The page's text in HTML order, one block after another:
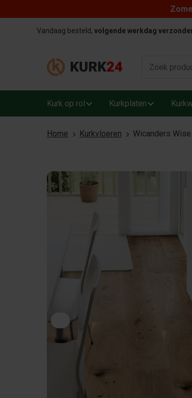
Vandaag besteld, volgende werkdag
Kurk op rol Kurkplaten
Home Kurkvloeren Wicanders